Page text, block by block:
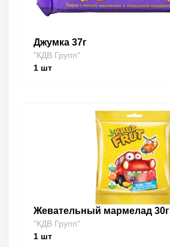
Джумка 37г
"КДВ Групп"
1 шт
Жевательный мармелад 30г
"КДВ Групп"
1 шт